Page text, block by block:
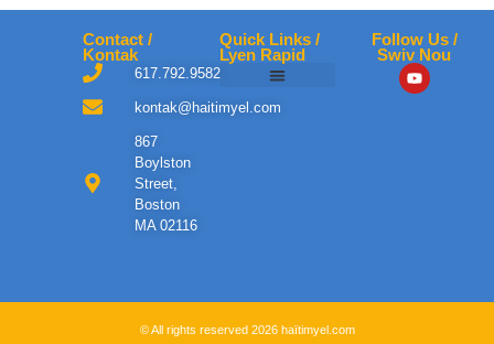
Contact /
Kontak
617.792.9582
kontak@haitimyel.com
867
Boylston
Street,
Boston
MA 02116
Quick Links /
Lyen Rapid
Follow Us /
Swiv Nou
© All rights reserved 2026 haïtimyel.com